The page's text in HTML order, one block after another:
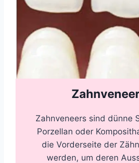
Zahnveneers sind dünne
Porzellan oder
die Vorderseite der
werden, um deren